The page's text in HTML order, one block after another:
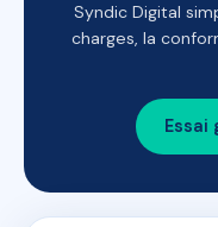
Syndic Digital
charges, la